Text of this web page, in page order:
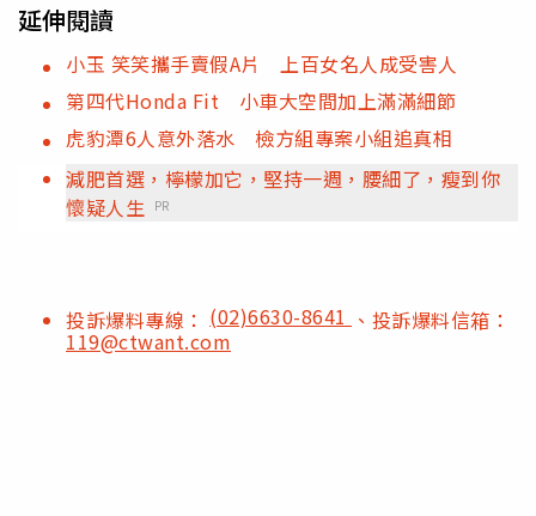
延伸閱讀
小玉 笑笑攜手賣假A片 上百女名人成受害人
第四代Honda Fit 小車大空間加上滿滿細節
虎豹潭6人意外落水 檢方組專案小組追真相
減肥首選，檸檬加它，堅持一週，腰細了，瘦到你
懷疑人生 PR
投訴爆料專線： (02)6630-8641 、投訴爆料信箱：
119@ctwant.com